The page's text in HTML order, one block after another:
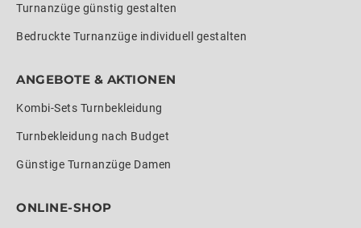
Turnanzüge günstig gestalten
Bedruckte Turnanzüge individuell gestalten
ANGEBOTE & AKTIONEN
Kombi-Sets Turnbekleidung
Turnbekleidung nach Budget
Günstige Turnanzüge Damen
ONLINE-SHOP